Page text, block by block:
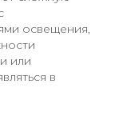
освещения,
или
в